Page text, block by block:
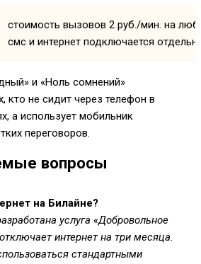
стоимость вызовов 2 руб./мин. на
смс и интернет подключается
и «Ноль сомнений»
кто не сидит через телефон в
а использует мобильник
переговоров.
вопросы
на Билайне?
услуга «Добровольное
интернет на три месяца.
стандартными